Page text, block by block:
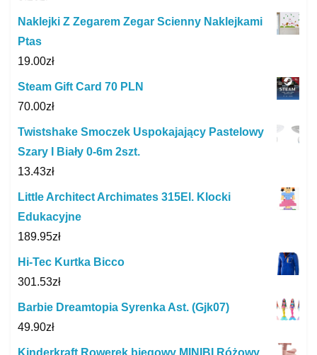
Naklejki Z Zegarem Zegar Scienny Naklejkami
Ptas
19.00zł
Steam Gift Card 70 PLN
70.00zł
Twistshake Smoczek Uspokajający Pastelowy
Szary I Biały 0-6m 2szt.
13.43zł
Little Architect Archimates 315El. Klocki
Edukacyjne
189.95zł
Hi-Tec Kurtka Bicco
301.53zł
Barbie Dreamtopia Syrenka Ast. (Gjk07)
49.90zł
Kinderkraft Rowerek biegowy MINIBI Różowy